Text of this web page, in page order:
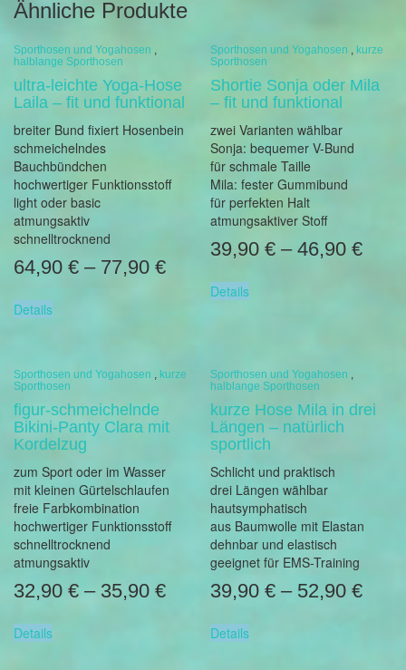
Ähnliche Produkte
Sporthosen und Yogahosen
halblange Sporthosen
ultra-leichte Yoga-Hose
Laila – fit und funktional
breiter Bund fixiert Hosenbein
schmeichelndes
Bauchbündchen
hochwertiger Funktionsstoff
light oder basic
atmungsaktiv
schnelltrocknend
64,90 € – 77,90 €
Details
Sporthosen und Yogahosen
kurze
Sporthosen
Shortie Sonja oder Mila
– fit und funktional
zwei Varianten wählbar
Sonja: bequemer V-Bund
für schmale Taille
Mila: fester Gummibund
für perfekten Halt
atmungsaktiver Stoff
39,90€ –46,90€
Details
Sporthosen und Yogahosen
kurze
Sporthosen
figur-schmeichelnde
Bikini-Panty Clara mit
Kordelzug
zum Sport oder im Wasser
mit kleinen Gürtelschlaufen
freie Farbkombination
hochwertiger Funktionsstoff
schnelltrocknend
atmungsaktiv
32,90 € – 35,90 €
Details
Sporthosen und Yogahosen
halblange Sporthosen
kurze Hose Mila in drei
Längen – natürlich
sportlich
Schlicht und praktisch
drei Längen wählbar
hautsymphatisch
aus Baumwolle mit Elastan
dehnbar und elastisch
geeignet für EMS-Training
39,90€ – 52,90€
Details